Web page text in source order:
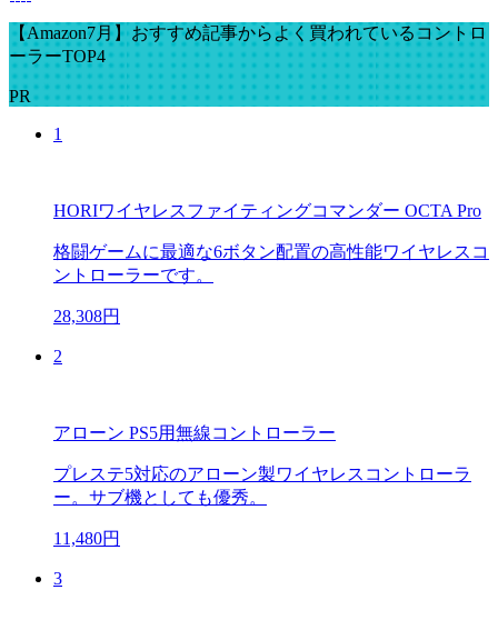
【Amazon7月】おすすめ記事からよく買われているコントロ
ーラーTOP4
PR
1
HORIワイヤレスファイティングコマンダー OCTA Pro
格闘ゲームに最適な6ボタン配置の高性能ワイヤレスコ
ントローラーです。
28,308円
2
アローン PS5用無線コントローラー
プレステ5対応のアローン製ワイヤレスコントローラ
ー。サブ機としても優秀。
11,480円
3